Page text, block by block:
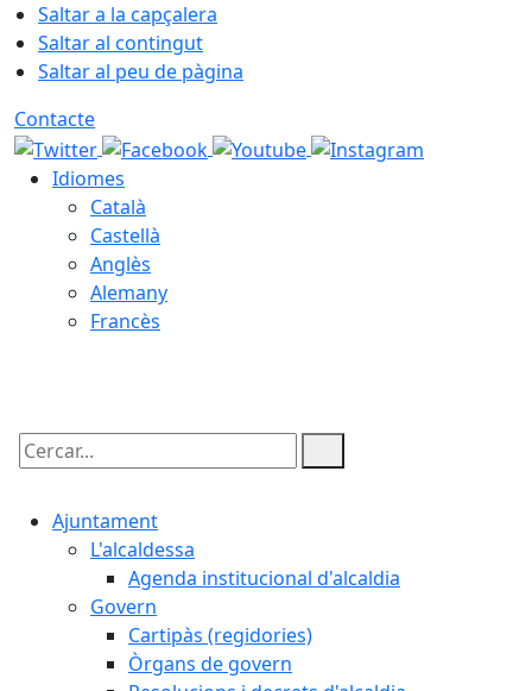
Saltar a la capçalera
Saltar al contingut
Saltar al peu de pàgina
Contacte
Idiomes
Català
Castellà
Anglès
Alemany
Francès
Cercar:
Ajuntament
L'alcaldessa
Agenda institucional d'alcaldia
Govern
Cartipàs (regidories)
Òrgans de govern